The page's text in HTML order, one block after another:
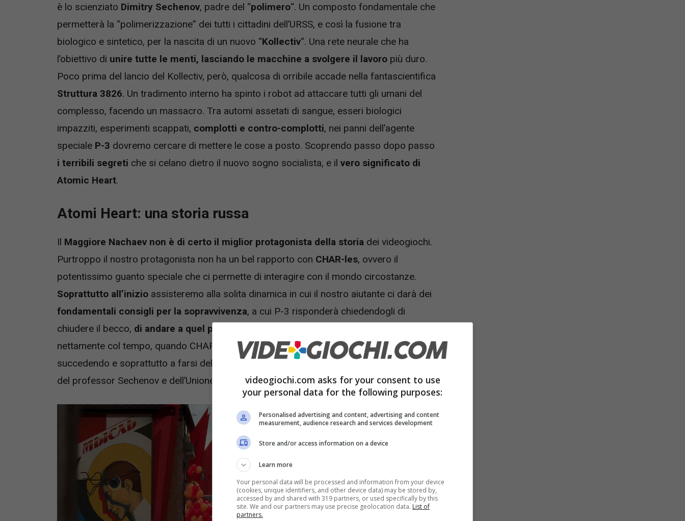
è lo scienziato Dimitry Sechenov, padre del “polimero“. Un composto fondamentale che
permetterà la “polimerizzazione” dei tutti i cittadini dell’URSS, e così la fusione tra
biologico e sintetico, per la nascita di un nuovo “Kollectiv“. Una rete neurale che ha
l’obiettivo di unire tutte le menti, lasciando le macchine a svolgere il lavoro più duro.
Poco prima del lancio del Kollectiv, però, qualcosa di orribile accade nella fantascientifica
Struttura 3826. Un tradimento interno ha spinto i robot ad attaccare tutti gli umani del
complesso, facendo un massacro. Tra automi assetati di sangue, esseri biologici
impazziti, esperimenti scappati, complotti e contro-complotti, nei panni dell’agente
speciale P-3 dovremo cercare di mettere le cose a posto. Scoprendo passo dopo passo
i terribili segreti che si celano dietro il nuovo sogno socialista, e il vero significato di
Atomic Heart.
Atomi Heart: una storia russa
Il Maggiore Nachaev non è di certo il miglior protagonista della storia dei videogiochi.
Purtroppo il nostro protagonista non ha un bel rapporto con CHAR-les, ovvero il
potentissimo guanto speciale che ci permette di interagire con il mondo circostanze.
Soprattutto all’inizio assisteremo alla solita dinamica in cui il nostro aiutante ci darà dei
fondamentali consigli per la sopravvivenza, a cui P-3 risponderà chiedendogli di
chiudere il becco, di andare a quel paese
nettamente col tempo, quando CHAR-les aiuterà il nostro eroe arifletteresu quanto sta
succedendo e soprattutto a farsi delle
domande sulla sua lealtà assoluta
nei confronti
del professor Sechenov e dell’Unione Sovietica in generale.videogiochi.com asks for your consent to use
your personal data for the following purposes:
Personalised advertising and content, advertising and content
measurement, audience research and services development
Store and/or access information on a device
Learn more
Your personal data will be processed and information from your device
(cookies, unique identifiers, and other device data) may be stored by,
accessed by and shared with 319 partners, or used specifically by this
site. We and our partners may use precise geolocation data. List of
partners.